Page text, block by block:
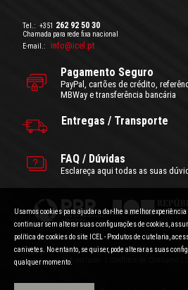
Tel.: +351 262 92 50 30
Chamada para rede fixa nacional
E-mail.:
info@icel.pt
Pagamento Seguro
PayPal, cartões de crédito,
MBWay e transferência bancária
Entregas / Transporte
FAQ / Dúvidas
Esclareça aqui todas as suas
Condições Gerais de Utilização |Politica de
Preços com IVA incluído.
Usamos cookies para ajudar a dar-lhe a melhor experiência
continuar sem alterar suas configurações de cookies,
política de cookies do site ICEL - Produtos de cutelaria,
canivetes. No entanto, se quiser, pode alterar as suas
qualquer momento.